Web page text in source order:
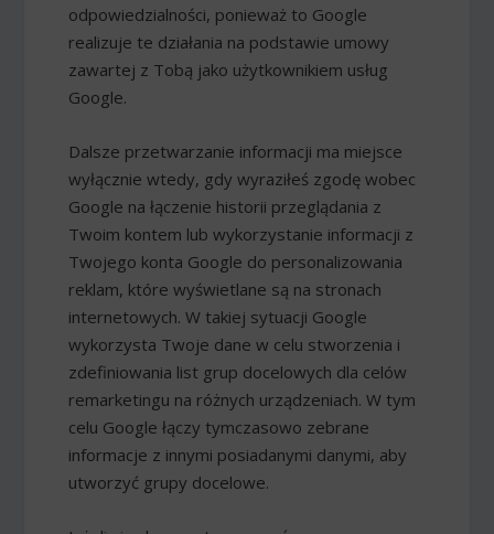
odpowiedzialności, ponieważ to Google
realizuje te działania na podstawie umowy
zawartej z Tobą jako użytkownikiem usług
Google.
Dalsze przetwarzanie informacji ma miejsce
wyłącznie wtedy, gdy wyraziłeś zgodę wobec
Google na łączenie historii przeglądania z
Twoim kontem lub wykorzystanie informacji z
Twojego konta Google do personalizowania
reklam, które wyświetlane są na stronach
internetowych. W takiej sytuacji Google
wykorzysta Twoje dane w celu stworzenia i
zdefiniowania list grup docelowych dla celów
remarketingu na różnych urządzeniach. W tym
celu Google łączy tymczasowo zebrane
informacje z innymi posiadanymi danymi, aby
utworzyć grupy docelowe.